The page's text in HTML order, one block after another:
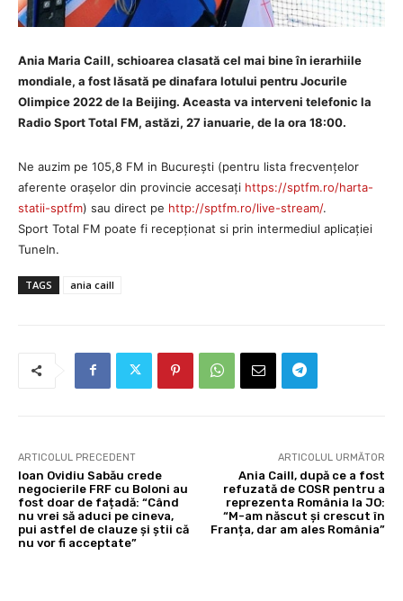
Ania Maria Caill, schioarea clasată cel mai bine în ierarhiile
mondiale, a fost lăsată pe dinafara lotului pentru Jocurile
Olimpice 2022 de la Beijing. Aceasta va interveni telefonic la
Radio Sport Total FM, astăzi, 27 ianuarie, de la ora 18:00.
Ne auzim pe 105,8 FM in București (pentru lista frecvențelor
aferente orașelor din provincie accesați https://sptfm.ro/harta-
statii-sptfm) sau direct pe http://sptfm.ro/live-stream/.
Sport Total FM poate fi recepționat si prin intermediul aplicației
TuneIn.
TAGS ania caill
ARTICOLUL PRECEDENT
Ioan Ovidiu Sabău crede
negocierile FRF cu Boloni au
fost doar de fațadă: “Când
nu vrei să aduci pe cineva,
pui astfel de clauze și știi că
nu vor fi acceptate”
ARTICOLUL URMĂTOR
Ania Caill, după ce a fost
refuzată de COSR pentru a
reprezenta România la JO:
“M-am născut și crescut în
Franța, dar am ales România”